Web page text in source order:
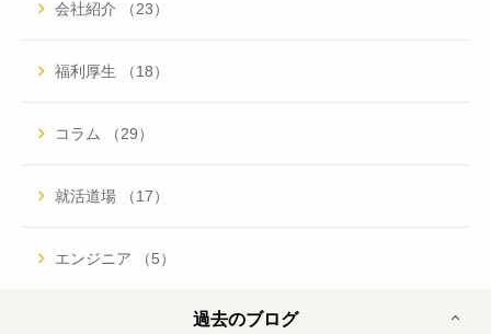
会社紹介 （23）
福利厚生 （18）
コラム （29）
就活道場 （17）
エンジニア （5）
過去のブログ